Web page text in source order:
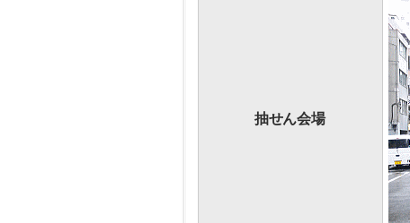
抽せん会場